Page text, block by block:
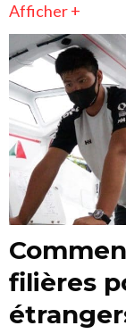
Afficher +
filières